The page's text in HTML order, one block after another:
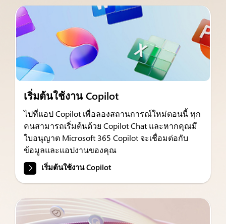
เริ่มต้นใช้งาน Copilot
ไปที่แอป Copilot เพื่อลองสถานการณ์ใหม่ตอนนี้ ทุก
คนสามารถเริ่มต้นด้วย Copilot Chat และหากคุณมี
ใบอนุญาต Microsoft 365 Copilot จะเชื่อมต่อกับ
ข้อมูลและแอปงานของคุณ
เริ่มต้นใช้งาน Copilot